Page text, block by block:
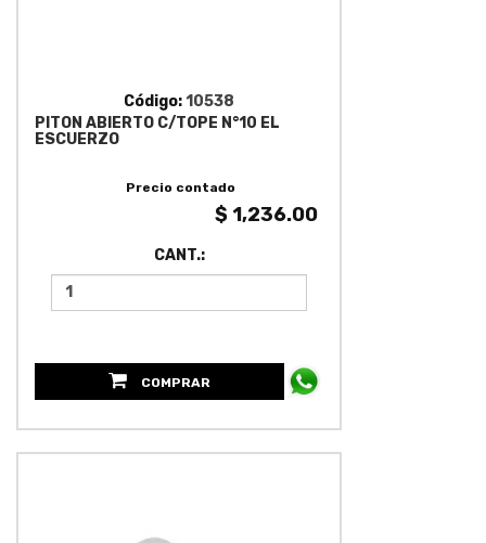
Código:10538
PITON ABIERTO C/TOPE N°10 EL
ESCUERZO
Precio contado
$ 1,236.00
CANT.:
COMPRAR